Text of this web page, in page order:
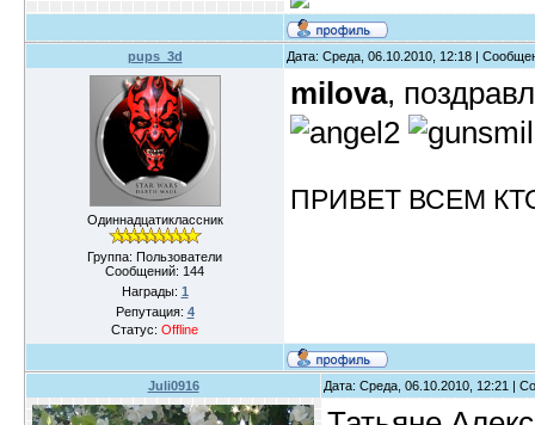
pups_3d Дата: Среда, 06.10.2010, 12:18 |
Одиннадцатиклассник
Группа: Пользователи
Сообщений: 144
Награды: 1
Репутация: 4
Статус: Offline
milova,
ПРИВЕТ ВСЕМ
Juli0916 Дата: Среда, 06.10.2010, 12:21 |